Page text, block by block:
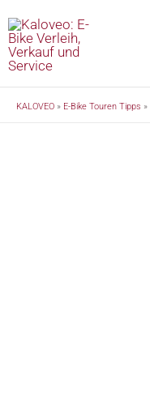
Inhalt
springen
KALOVEO » E-Bike Touren Tipps »